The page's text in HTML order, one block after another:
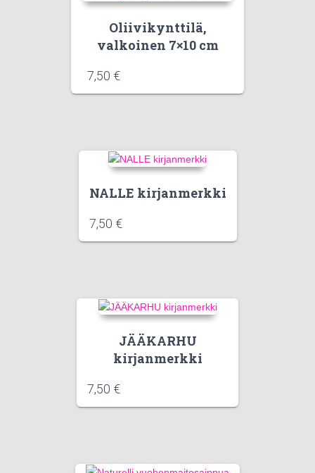
Oliivikynttilä,
valkoinen 7×10 cm
7,50 €
NALLE kirjanmerkki
7,50 €
JÄÄKARHU
kirjanmerkki
7,50 €